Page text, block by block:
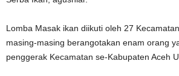
Lomba Masak ikan diikuti oleh 27
masing-masing berangotakan enam orang
penggerak Kecamatan se-Kabupaten Aceh